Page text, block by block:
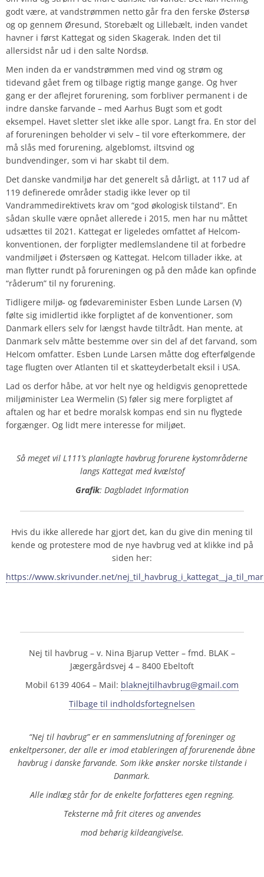
godt være, at vandstrømmen netto går fra den ferske Østersø
og op gennem Øresund, Storebælt og Lillebælt, inden vandet
havner i først Kattegat og siden Skagerak. Inden det til
allersidst når ud i den salte Nordsø.
Men inden da er vandstrømmen med vind og strøm og
tidevand gået frem og tilbage rigtig mange gange. Og hver
gang er der aflejret forurening, som forbliver permanent i de
indre danske farvande – med Aarhus Bugt som et godt
eksempel. Havet sletter slet ikke alle spor. Langt fra. En stor del
af forureningen beholder vi selv – til vore efterkommere, der
må slås med forurening, algeblomst, iltsvind og
bundvendinger, som vi har skabt til dem.
Det danske vandmiljø har det generelt så dårligt, at 117 ud af
119 definerede områder stadig ikke lever op til
Vandrammedirektivets krav om “god økologisk tilstand”. En
sådan skulle være opnået allerede i 2015, men har nu måttet
udsættes til 2021. Kattegat er ligeledes omfattet af Helcom-
konventionen, der forpligter medlemslandene til at forbedre
vandmiljøet i Østersøen og Kattegat. Helcom tillader ikke, at
man flytter rundt på forureningen og på den måde kan opfinde
“råderum” til ny forurening.
Tidligere miljø- og fødevareminister Esben Lunde Larsen (V)
følte sig imidlertid ikke forpligtet af de konventioner, som
Danmark ellers selv for længst havde tiltrådt. Han mente, at
Danmark selv måtte bestemme over sin del af det farvand, som
Helcom omfatter. Esben Lunde Larsen måtte dog efterfølgende
tage flugten over Atlanten til et skatteyderbetalt eksil i USA.
Lad os derfor håbe, at vor helt nye og heldigvis genoprettede
miljøminister Lea Wermelin (S) føler sig mere forpligtet af
aftalen og har et bedre moralsk kompas end sin nu flygtede
forgænger. Og lidt mere interesse for miljøet.
Så meget vil L111’s planlagte havbrug forurene kystområderne
langs Kattegat med kvælstof
Grafik: Dagbladet Information
Hvis du ikke allerede har gjort det, kan du give din mening til
kende og protestere mod de nye havbrug ved at klikke ind på
siden her:
https://www.skrivunder.net/
Nej til havbrug – v. Nina Bjarup Vetter – fmd. BLAK –
Jægergårdsvej 4 – 8400 Ebeltoft
Mobil 6139 4064 – Mail: blaknejtilhavbrug@gmail.com
Tilbage til indholdsfortegnelsen
“Nej til havbrug” er en sammenslutning af foreninger og
enkeltpersoner, der alle er imod etableringen af forurenende åbne
havbrug i danske farvande. Som ikke ønsker norske tilstande i
Danmark.
Alle indlæg står for de enkelte forfatteres egen regning.
Teksterne må frit citeres og anvendes
mod behørig kildeangivelse.